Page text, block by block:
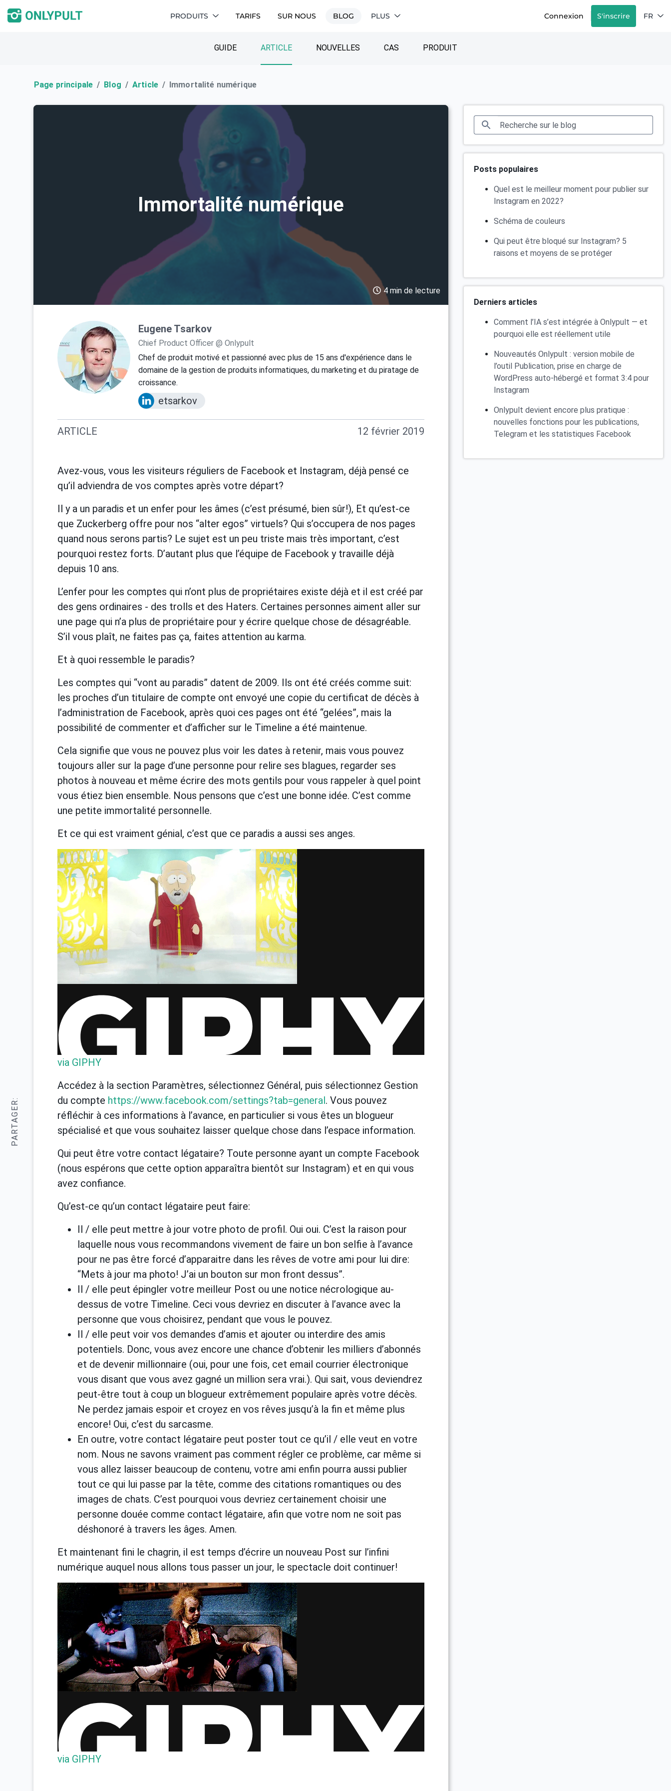
PRODUITS TARIFS SUR NOUS BLOG PLUS Connexion S'inscrire FR
GUIDE ARTICLE NOUVELLES CAS PRODUIT
Page principale Blog Article Immortalité numérique
PARTAGER:
Immortalité numérique
4 min de lecture
Eugene Tsarkov
Chief Product Officer @ Onlypult
Chef de produit motivé et passionné avec plus de 15 ans d'expérience dans le
domaine de la gestion de produits informatiques, du marketing et du piratage de
croissance.
etsarkov
ARTICLE 12 février 2019
Avez-vous, vous les visiteurs réguliers de Facebook et Instagram, déjà pensé ce
qu’il adviendra de vos comptes après votre départ?
Il y a un paradis et un enfer pour les âmes (c’est présumé, bien sûr!), Et qu’est-ce
que Zuckerberg offre pour nos “alter egos” virtuels? Qui s’occupera de nos pages
quand nous serons partis? Le sujet est un peu triste mais très important, c’est
pourquoi restez forts. D’autant plus que l’équipe de Facebook y travaille déjà
depuis 10 ans.
L’enfer pour les comptes qui n’ont plus de propriétaires existe déjà et il est créé par
des gens ordinaires - des trolls et des Haters. Certaines personnes aiment aller sur
une page qui n’a plus de propriétaire pour y écrire quelque chose de désagréable.
S’il vous plaît, ne faites pas ça, faites attention au karma.
Et à quoi ressemble le paradis?
Les comptes qui “vont au paradis” datent de 2009. Ils ont été créés comme suit:
les proches d’un titulaire de compte ont envoyé une copie du certificat de décès à
l’administration de Facebook, après quoi ces pages ont été “gelées”, mais la
possibilité de commenter et d’afficher sur le Timeline a été maintenue.
Cela signifie que vous ne pouvez plus voir les dates à retenir, mais vous pouvez
toujours aller sur la page d’une personne pour relire ses blagues, regarder ses
photos à nouveau et même écrire des mots gentils pour vous rappeler à quel point
vous étiez bien ensemble. Nous pensons que c’est une bonne idée. C’est comme
une petite immortalité personnelle.
Et ce qui est vraiment génial, c’est que ce paradis a aussi ses anges.
via GIPHY
Accédez à la section Paramètres, sélectionnez Général, puis sélectionnez Gestion
du compte https://www.facebook.com/settings?tab=general. Vous pouvez
réfléchir à ces informations à l’avance, en particulier si vous êtes un blogueur
spécialisé et que vous souhaitez laisser quelque chose dans l’espace information.
Qui peut être votre contact légataire? Toute personne ayant un compte Facebook
(nous espérons que cette option apparaîtra bientôt sur Instagram) et en qui vous
avez confiance.
Qu’est-ce qu’un contact légataire peut faire:
Il / elle peut mettre à jour votre photo de profil. Oui oui. C’est la raison pour
laquelle nous vous recommandons vivement de faire un bon selfie à l’avance
pour ne pas être forcé d’apparaitre dans les rêves de votre ami pour lui dire:
“Mets à jour ma photo! J’ai un bouton sur mon front dessus”.
Il / elle peut épingler votre meilleur Post ou une notice nécrologique au-
dessus de votre Timeline. Ceci vous devriez en discuter à l’avance avec la
personne que vous choisirez, pendant que vous le pouvez.
Il / elle peut voir vos demandes d’amis et ajouter ou interdire des amis
potentiels. Donc, vous avez encore une chance d’obtenir les milliers d’abonnés
et de devenir millionnaire (oui, pour une fois, cet email courrier électronique
vous disant que vous avez gagné un million sera vrai.). Qui sait, vous deviendrez
peut-être tout à coup un blogueur extrêmement populaire après votre décès.
Ne perdez jamais espoir et croyez en vos rêves jusqu’à la fin et même plus
encore! Oui, c’est du sarcasme.
En outre, votre contact légataire peut poster tout ce qu’il / elle veut en votre
nom. Nous ne savons vraiment pas comment régler ce problème, car même si
vous allez laisser beaucoup de contenu, votre ami enfin pourra aussi publier
tout ce qui lui passe par la tête, comme des citations romantiques ou des
images de chats. C’est pourquoi vous devriez certainement choisir une
personne douée comme contact légataire, afin que votre nom ne soit pas
déshonoré à travers les âges. Amen.
Et maintenant fini le chagrin, il est temps d’écrire un nouveau Post sur l’infini
numérique auquel nous allons tous passer un jour, le spectacle doit continuer!
via GIPHY
Posts populaires
Quel est le meilleur moment pour publier sur
Instagram en 2022?
Schéma de couleurs
Qui peut être bloqué sur Instagram? 5
raisons et moyens de se protéger
Derniers articles
Comment l’IA s’est intégrée à Onlypult — et
pourquoi elle est réellement utile
Nouveautés Onlypult : version mobile de
l’outil Publication, prise en charge de
WordPress auto-hébergé et format 3:4 pour
Instagram
Onlypult devient encore plus pratique :
nouvelles fonctions pour les publications,
Telegram et les statistiques Facebook